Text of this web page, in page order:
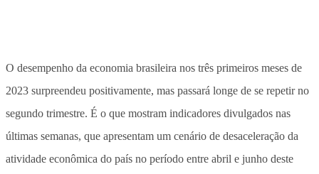
O desempenho da economia brasileira nos três primeiros meses de
2023 surpreendeu positivamente, mas passará longe de se repetir no
segundo trimestre. É o que mostram indicadores divulgados nas
últimas semanas, que apresentam um cenário de desaceleração da
atividade econômica do país no período entre abril e junho deste